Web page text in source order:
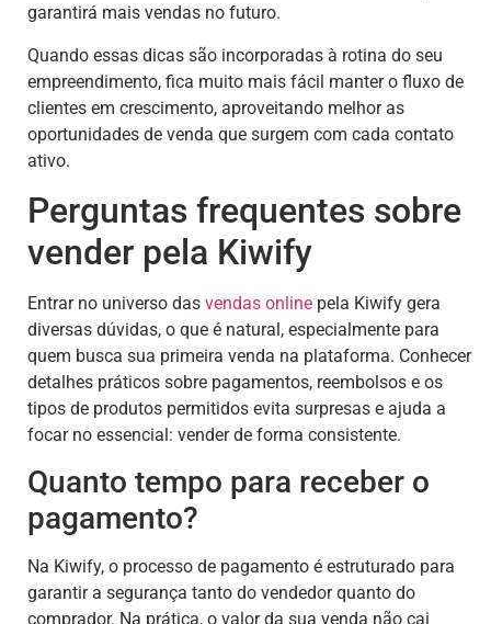
garantirá mais vendas no futuro.
Quando essas dicas são incorporadas à rotina do seu
empreendimento, fica muito mais fácil manter o fluxo de
clientes em crescimento, aproveitando melhor as
oportunidades de venda que surgem com cada contato
ativo.
Perguntas frequentes sobre
vender pela Kiwify
Entrar no universo das vendas online pela Kiwify gera
diversas dúvidas, o que é natural, especialmente para
quem busca sua primeira venda na plataforma. Conhecer
detalhes práticos sobre pagamentos, reembolsos e os
tipos de produtos permitidos evita surpresas e ajuda a
focar no essencial: vender de forma consistente.
Quanto tempo para receber o
pagamento?
Na Kiwify, o processo de pagamento é estruturado para
garantir a segurança tanto do vendedor quanto do
comprador. Na prática, o valor da sua venda não cai